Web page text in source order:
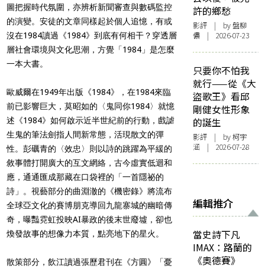
圖把握時代氛圍，亦辨析新聞審查與數碼監控
的演變。安徒的文章同樣起於個人追憶，有或
沒在1984讀過《1984》到底有何相干？穿透層
層社會環境與文化思潮，方覺「1984」是怎麼
一本大書。
歐威爾在1949年出版《1984》，在1984來臨
前已影響巨大，莫昭如的〈鬼同你1984〉就憶
述《1984》如何啟示近半世紀前的行動，戲謔
生鬼的筆法劍指人間新常態，活現散文的彈
性。彭礪青的〈效忠〉則以詩的跳躍為平緩的
敘事體打開廣大的互文網絡，古今虛實低迴和
應，通通匯成那藏在口袋裡的「一首隱祕的
詩」。視藝部分的曲淵澈的《機密錄》將流布
全球亞文化的賽博朋克導回九龍寨城的幽暗傳
奇，曝豔霓虹投映AI暴政的後末世廢墟，卻也
煥發故事的想像力本質，點亮地下的星火。
散策部分，飲江讀過張歷君刊在《方圓》「憂
許的鄉愁
影評 | by 盤柳
儂 | 2026-07-23
只要你不怕我
就行——從《大
盜歌王》看邱
剛健女性形象
的誕生
影評 | by 柯宇
涵 | 2026-07-28
編輯推介
當史詩下凡
IMAX：路蘭的
《奧德賽》